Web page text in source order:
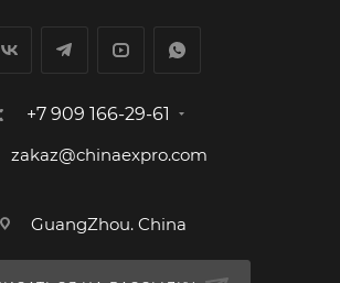
+7 909 166-29-61
zakaz@chinaexpro.com
GuangZhou. China